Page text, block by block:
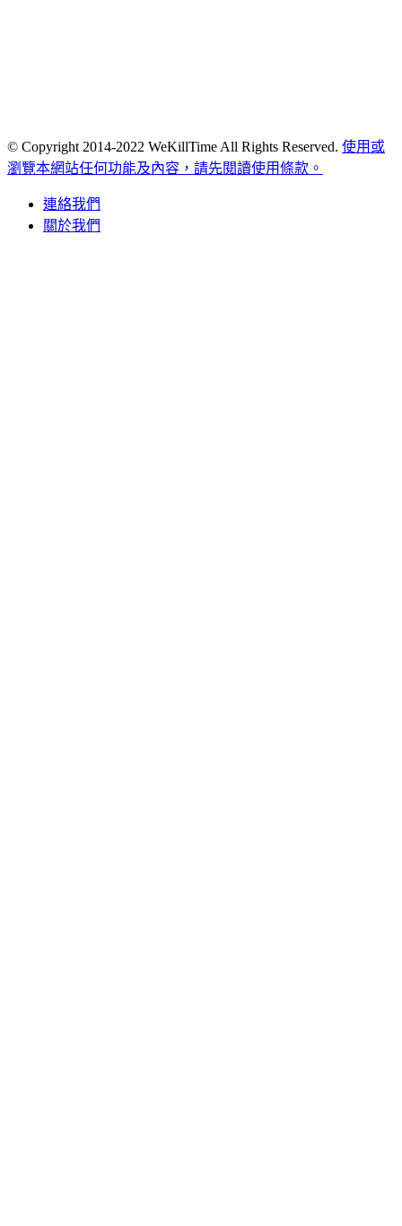
© Copyright 2014-2022 WeKillTime All Rights Reserved. 使用或
瀏覽本網站任何功能及內容，請先閱讀使用條款。
連絡我們
關於我們